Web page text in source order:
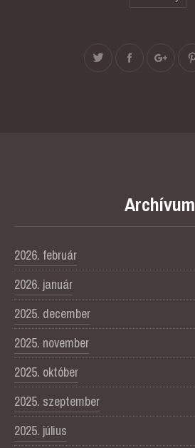
Archívum
2026. február
2026. január
2025. december
2025. november
2025. október
2025. szeptember
2025. július